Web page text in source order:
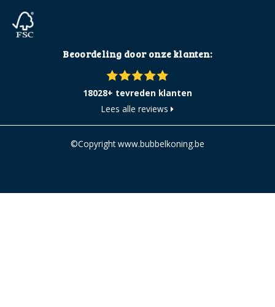
Beoordeling door onze klanten:
18028+ tevreden klanten
Lees alle reviews
©Copyright www.bubbelkoning.be